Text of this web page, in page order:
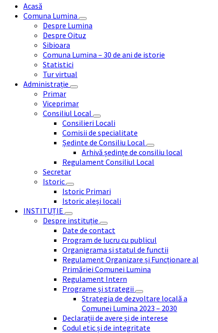
Acasă
Comuna Lumina
Despre Lumina
Despre Oituz
Sibioara
Comuna Lumina – 30 de ani de istorie
Statistici
Tur virtual
Administrație
Primar
Viceprimar
Consiliul Local
Consilieri Locali
Comisii de specialitate
Ședinte de Consiliu Local
Arhivă ședințe de consiliu local
Regulament Consiliul Local
Secretar
Istoric
Istoric Primari
Istoric aleși locali
INSTITUȚIE
Despre instituție
Date de contact
Program de lucru cu publicul
Organigrama si statul de functii
Regulament Organizare și Funcționare al
Primăriei Comunei Lumina
Regulament Intern
Programe și strategii
Strategia de dezvoltare locală a
Comunei Lumina 2023 – 2030
Declarații de avere și de interese
Codul etic și de integritate